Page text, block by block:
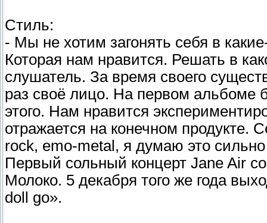
Стиль:
- Мы не хотим загонять себя в
Которая нам нравится. Решать в
слушатель. За время своего
раз своё лицо. На первом альбоме
этого. Нам нравится
отражается на конечном продукте.
rock, emo-metal, я думаю это
Первый сольный концерт Jane Air
Молоко. 5 декабря того же года
doll go».